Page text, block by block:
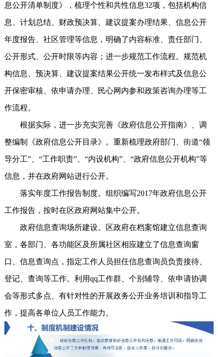
息公开清单制度》，梳理个性和共性信息32项，包括机构信
息、计划总结、财政预决算、建议提案办理结果、信息公开
年度报告、社区管理等信息，明确了内容标准、责任部门、
公开形式、公开时限等内容；进一步规范工作流程。规范机
构信息、预决算、建议提案结果公开统一发布样式及信息公
开保密审核、依申请办理、民心网内参和政策咨询办理等工
作流程。
根据实际，进一步充实完善《政府信息公开指南》、调
整编制《政府信息公开目录》。重新梳理政府部门、街道“领
导分工”、“工作职责”、“内设机构”、“政府信息公开机构”等
信息，并在政府网站进行公开。
落实年度工作报告制度。组织编写2017年政府信息公开
工作报告，按时在区政府网站集中公开。
政府信息查询场所建设。区政府在档案馆建立信息查询
室，各部门、各功能区及所属社区相应建立了信息查询窗
口、信息查询点，指定工作人员担任信息查询员负责接待、
登记、查询等工作。利用qq工作群、个别辅导、依申请协调
会等形式多点、有针对性的开展政务公开业务培训和指导工
作，提高各单位人员工作能力。